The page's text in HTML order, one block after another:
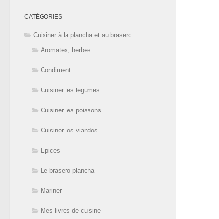
CATÉGORIES
Cuisiner à la plancha et au brasero
Aromates, herbes
Condiment
Cuisiner les légumes
Cuisiner les poissons
Cuisiner les viandes
Epices
Le brasero plancha
Mariner
Mes livres de cuisine